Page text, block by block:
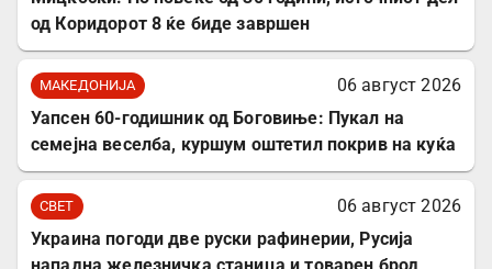
од Коридорот 8 ќе биде завршен
МАКЕДОНИЈА
06 август 2026
Уапсен 60-годишник од Боговиње: Пукал на
семејна веселба, куршум оштетил покрив на куќа
СВЕТ
06 август 2026
Украина погоди две руски рафинерии, Русија
нападна железничка станица и товарен брод